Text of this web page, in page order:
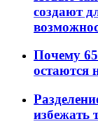
создают
Почему
остаются
избежать